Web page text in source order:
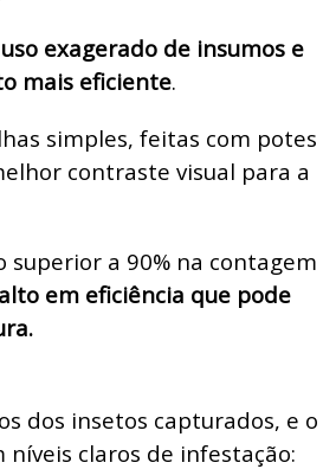
exagerado de insumos e
mais eficiente.
simples, feitas com potes
contraste visual para a
superior a 90% na contagem
em eficiência que pode
dos insetos capturados, e o
claros de infestação: